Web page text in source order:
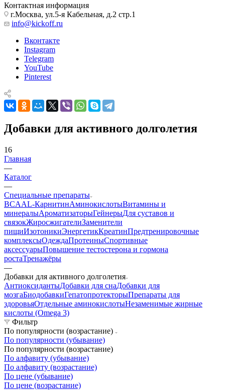
Контактная информация
г.Москва, ул.5-я Кабельная, д.2 стр.1
info@kickoff.ru
Вконтакте
Instagram
Telegram
YouTube
Pinterest
Добавки для активного долголетия
16
Главная
—
Каталог
—
Cпециальные препараты
BCAAL-КарнитинАминокислотыВитамины и
минералыАроматизаторыГейнерыДля суставов и
связокЖиросжигателиЗаменители
пищиИзотоникиЭнергетикКреатинПредтренировочные
комплексыОдеждаПротеиныСпортивные
аксессуарыПовышение тестостерона и гормона
ростаТренажёры
—
Добавки для активного долголетия
АнтиоксидантыДобавки для снаДобавки для
мозгаБиодобавкиГепатопротекторыПрепараты для
здоровьяОтдельные аминокислотыНезаменимые жирные
кислоты (Omega 3)
Фильтр
По популярности (возрастание)
По популярности (убывание)
По популярности (возрастание)
По алфавиту (убывание)
По алфавиту (возрастание)
По цене (убывание)
По цене (возрастание)